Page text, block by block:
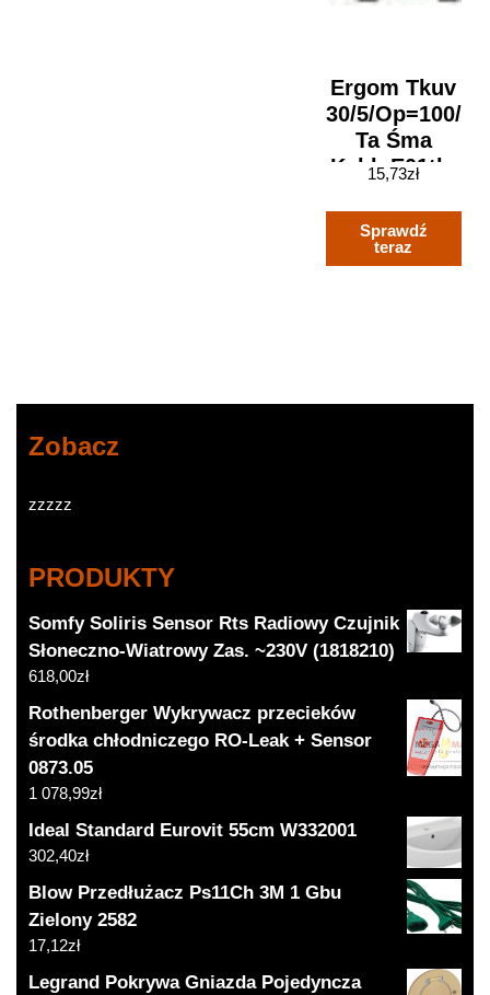
Ergom Tkuv
30/5/op=100/
Ta Śma
Kabl. E01tk-
15,73zł
Sprawdź
teraz
Zobacz
zzzzz
PRODUKTY
Somfy Soliris Sensor Rts Radiowy Czujnik
Słoneczno-Wiatrowy Zas. ~230V (1818210)
618,00zł
Rothenberger Wykrywacz przecieków
środka chłodniczego RO-Leak + Sensor
0873.05
1 078,99zł
Ideal Standard Eurovit 55cm W332001
302,40zł
Blow Przedłużacz Ps11Ch 3M 1 Gbu
Zielony 2582
17,12zł
Legrand Pokrywa Gniazda Pojedyncza